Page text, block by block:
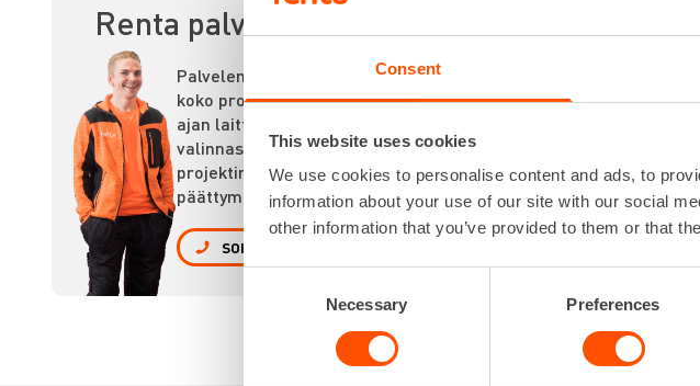
Consent
This website uses cookies
We use cookies to personalise content and ads, to
information about your use of our site with our social
other information that you’ve provided to them or that
Necessary Preferences
Renta palvelee
Palvelemme
koko prosessin
ajan laitteiden
valinnasta
projektin
päättymiseen.
SOITA
VUOKRAA